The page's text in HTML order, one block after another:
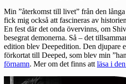
Min ”återkomst till livet” från den
fick mig också att fascineras av
En fest där det onda övervinns, om
besegrat demonerna. Så – det
edition blev Deepedition. Den djupare
förkortat till Deeped, som blev min
förnamn. Mer om det finns att läsa i